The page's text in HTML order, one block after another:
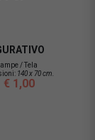
/ Tela
140 x 70 cm.
€ 1,00